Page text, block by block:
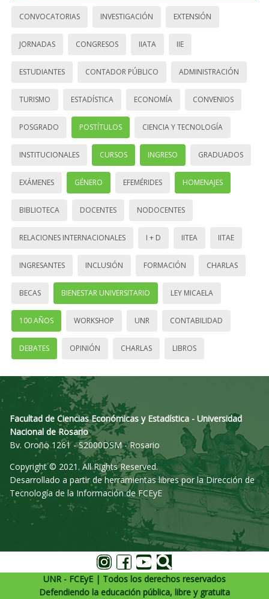
CONVOCATORIAS INVESTIGACIÓN EXTENSIÓN
JORNADAS CONGRESOS IIATA IIE
ESTUDIANTES CONTADOR PÚBLICO ADMINISTRACIÓN
TURISMO ESTADÍSTICA ECONOMÍA CONVENIOS
POSGRADO POSTÍTULOS CIENCIA Y TECNOLOGÍA
INSTITUCIONALES CURSOS INGRESO GRADUADOS
EXÁMENES GÉNERO EFEMÉRIDES HOMENAJES
BIBLIOTECA DOCENTES NODOCENTES
RELACIONES INTERNACIONALES I + D IITEA IITAE
INGRESANTES INCLUSIÓN FORMACIÓN CHARLAS
BECAS BIENESTAR UNIVERSITARIO LEY MICAELA
100 AÑOS WORKSHOP UNR CONTABILIDAD
DEBATES OPINIÓN CHARLAS LIBROS
Facultad de Ciencias Económicas y Estadística - Universidad
Nacional de Rosario
Bv. Oroño 1261 - S2000DSM - Rosario
Copyright © 2021. All Rights Reserved.
Desarrollado a partir de herramientas libres por la Dirección de
Tecnología de la Información de FCEyE
UNR - FCEyE | Todos los derechos reservados
Defendiendo la educación pública, libre y gratuita